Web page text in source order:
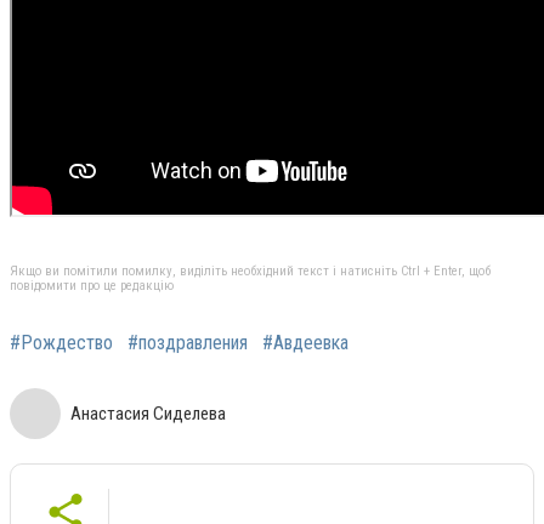
Якщо ви помітили помилку, виділіть необхідний текст і натисніть Ctrl + Enter, щоб
повідомити про це редакцію
#Рождество #поздравления #Авдеевка
Анастасия Сиделева